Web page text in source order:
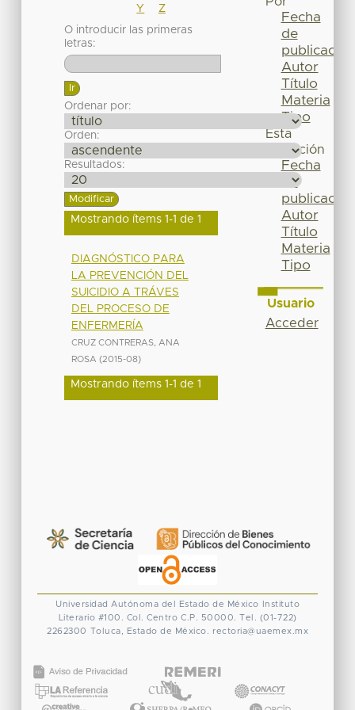
Y
Z
O introducir las primeras
letras:
Ordenar por:
Orden:
Resultados:
Mostrando ítems 1-1 de 1
DIAGNÓSTICO PARA
LA PREVENCIÓN DEL
SUICIDIO A TRÁVES
DEL PROCESO DE
ENFERMERÍA
CRUZ CONTRERAS, ANA
ROSA (2015-08)
Mostrando ítems 1-1 de 1
Fecha
de
publicación
Autor
Título
Materia
Tipo
Esta
colección
Fecha
de
publicación
Autor
Título
Materia
Tipo
Usuario
Acceder
Universidad Autónoma del Estado de México
Instituto
Literario #100. Col. Centro C.P. 50000. Tel. (01-722)
2262300 Toluca, Estado de México. rectoria@uaemex.mx